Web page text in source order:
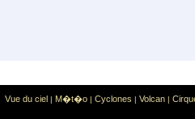
Sport Sports extr�mes
Vue du ciel | M�t�o | Cyclones | Volcan |